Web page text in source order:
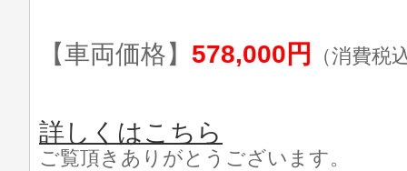
【車両価格】 578,000円 （消費税
詳しくはこちら
ご覧頂きありがとうございます。